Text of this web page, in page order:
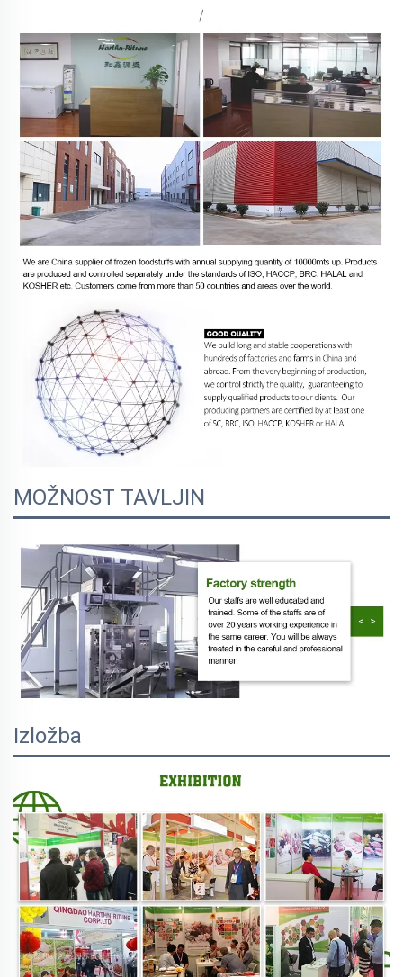
MOŽNOST TAVLJIN
Izložba